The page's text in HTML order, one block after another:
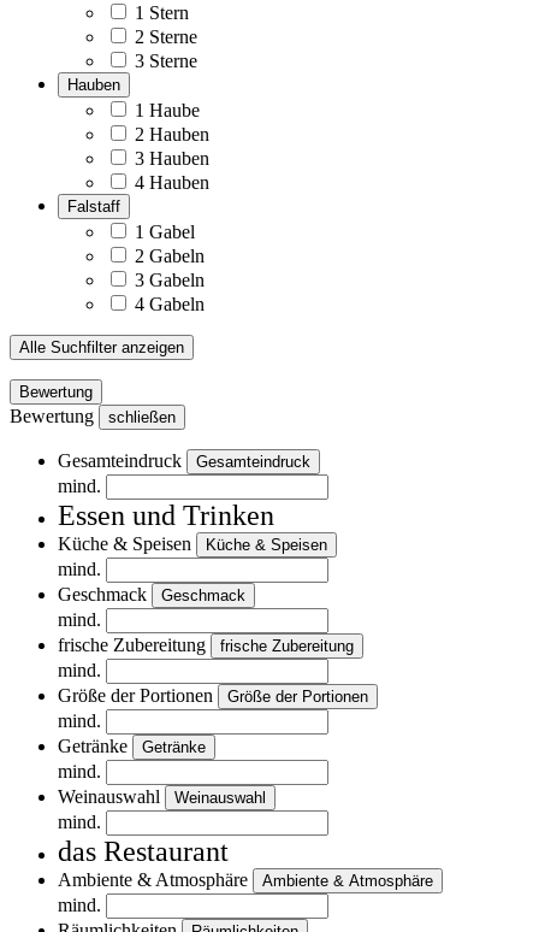
1 Stern
2 Sterne
3 Sterne
Hauben
1 Haube
2 Hauben
3 Hauben
4 Hauben
Falstaff
1 Gabel
2 Gabeln
3 Gabeln
4 Gabeln
Alle Suchfilter anzeigen
Bewertung
Bewertung schließen
Gesamteindruck Gesamteindruck
mind.
Essen und Trinken
Küche & Speisen Küche & Speisen
mind.
Geschmack
Geschmack
mind.
frische Zubereitung
frische Zubereitung
mind.
Größe der Portionen
Größe der Portionen
mind.
Getränke
Getränke
mind.
Weinauswahl
Weinauswahl
mind.
das Restaurant
Ambiente & Atmosphäre Ambiente & Atmosphäre
mind.